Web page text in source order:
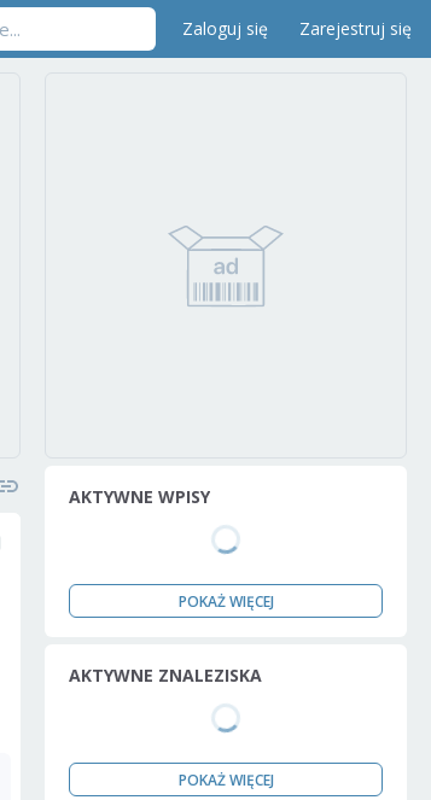
Zaloguj się Zarejestruj się
AKTYWNE WPISY
POKAŻ WIĘCEJ
AKTYWNE ZNALEZISKA
POKAŻ WIĘCEJ